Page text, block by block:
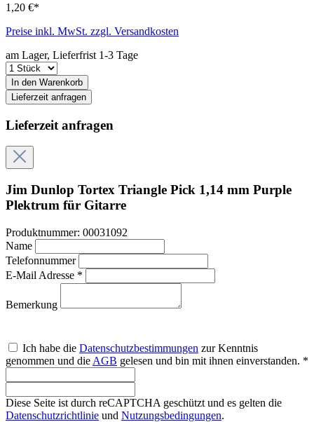
1,20 €*
Preise inkl. MwSt. zzgl. Versandkosten
am Lager, Lieferfrist 1-3 Tage
In den Warenkorb
Lieferzeit anfragen
Lieferzeit anfragen
Jim Dunlop Tortex Triangle Pick 1,14 mm Purple
Plektrum für Gitarre
Produktnummer: 00031092
Name
Telefonnummer
E-Mail Adresse *
Bemerkung
Ich habe die Datenschutzbestimmungen zur Kenntnis
genommen und die AGB gelesen und bin mit ihnen einverstanden. *
Diese Seite ist durch reCAPTCHA geschützt und es gelten die
Datenschutzrichtlinie und Nutzungsbedingungen.